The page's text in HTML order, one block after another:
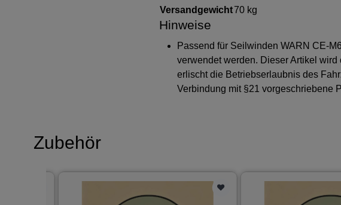
Versandgewicht70 kg
Hinweise
Passend für Seilwinden WARN CE-
verwendet werden. Dieser Artikel
erlischt die Betriebserlaubnis des
Verbindung mit §21 vorgeschriebene
Zubehör